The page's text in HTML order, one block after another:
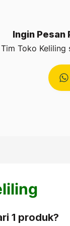
Ingin Pesan
Tim Toko Keliling
1 produk?